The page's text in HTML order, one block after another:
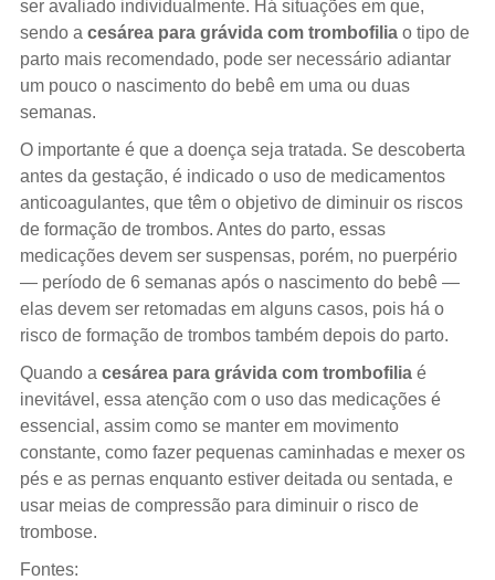
ser avaliado individualmente. Há situações em que,
sendo a cesárea para grávida com trombofiliao tipo de
parto mais recomendado, pode ser necessário adiantar
um pouco o nascimento do bebê em uma ou duas
semanas.
O importante é que a doença seja tratada. Se descoberta
antes da gestação, é indicado o uso de medicamentos
anticoagulantes, que têm o objetivo de diminuir os riscos
de formação de trombos. Antes do parto, essas
medicações devem ser suspensas, porém, no puerpério
— período de 6 semanas após o nascimento do bebê —
elas devem ser retomadas em alguns casos, pois há o
risco de formação de trombos também depois do parto.
Quando a cesárea para grávida com trombofiliaé
inevitável, essa atenção com o uso das medicações é
essencial, assim como se manter em movimento
constante, como fazer pequenas caminhadas e mexer os
pés e as pernas enquanto estiver deitada ou sentada, e
usar meias de compressão para diminuir o risco de
trombose.
Fontes: